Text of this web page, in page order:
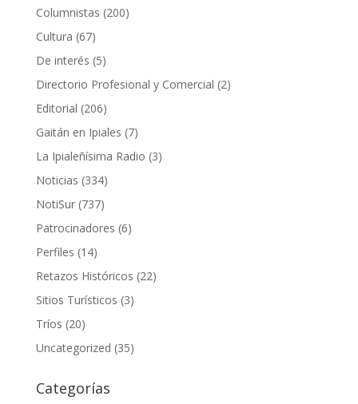
Columnistas (200)
Cultura (67)
De interés (5)
Directorio Profesional y Comercial (2)
Editorial (206)
Gaitán en Ipiales (7)
La Ipialeñísima Radio (3)
Noticias (334)
NotiSur(737)
Patrocinadores (6)
Perfiles (14)
Retazos Históricos (22)
Sitios Turísticos (3)
Tríos (20)
Uncategorized (35)
Categorías